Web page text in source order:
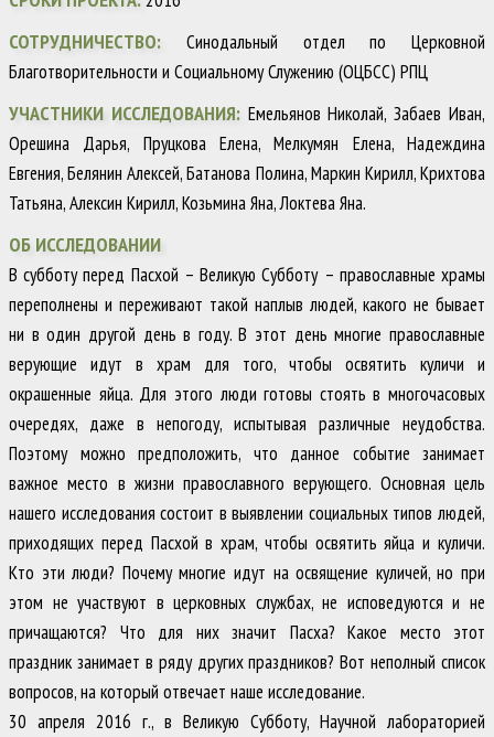
СОТРУДНИЧЕСТВО: Синодальный отдел по Церковной
Благотворительности и Социальному Служению (ОЦБСС) РПЦ
УЧАСТНИКИ ИССЛЕДОВАНИЯ:Емельянов Николай, Забаев Иван,
Орешина Дарья, Пруцкова Елена, Мелкумян Елена, Надеждина
Евгения, Белянин Алексей, Батанова Полина, Маркин Кирилл, Крихтова
Татьяна, Алексин Кирилл, Козьмина Яна, Локтева Яна.
ОБ ИССЛЕДОВАНИИ
В субботу перед Пасхой – Великую Субботу – православные храмы
переполнены и переживают такой наплыв людей, какого не бывает
ни в один другой день в году. В этот день многие православные
верующие идут в храм для того, чтобы освятить куличи и
окрашенные яйца. Для этого люди готовы стоять в многочасовых
очередях, даже в непогоду, испытывая различные неудобства.
Поэтому можно предположить, что данное событие занимает
важное место в жизни православного верующего. Основная цель
нашего исследования состоит в выявлении социальных типов людей,
приходящих перед Пасхой в храм, чтобы освятить яйца и куличи.
Кто эти люди? Почему многие идут на освящение куличей, но при
этом не участвуют в церковных службах, не исповедуются и не
причащаются? Что для них значит Пасха? Какое место этот
праздник занимает в ряду других праздников? Вот неполный список
вопросов, на который отвечает наше исследование.
30 апреля 2016 г., в Великую Субботу, Научной лабораторией